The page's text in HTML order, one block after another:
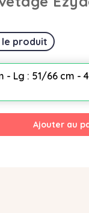
le produit
XL
Ajouter au